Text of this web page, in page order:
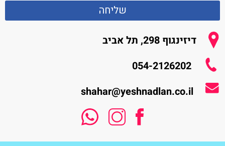
שליחה
דיזינגוף 298, תל אביב
054-2126202
shahar@yeshnadlan.co.il